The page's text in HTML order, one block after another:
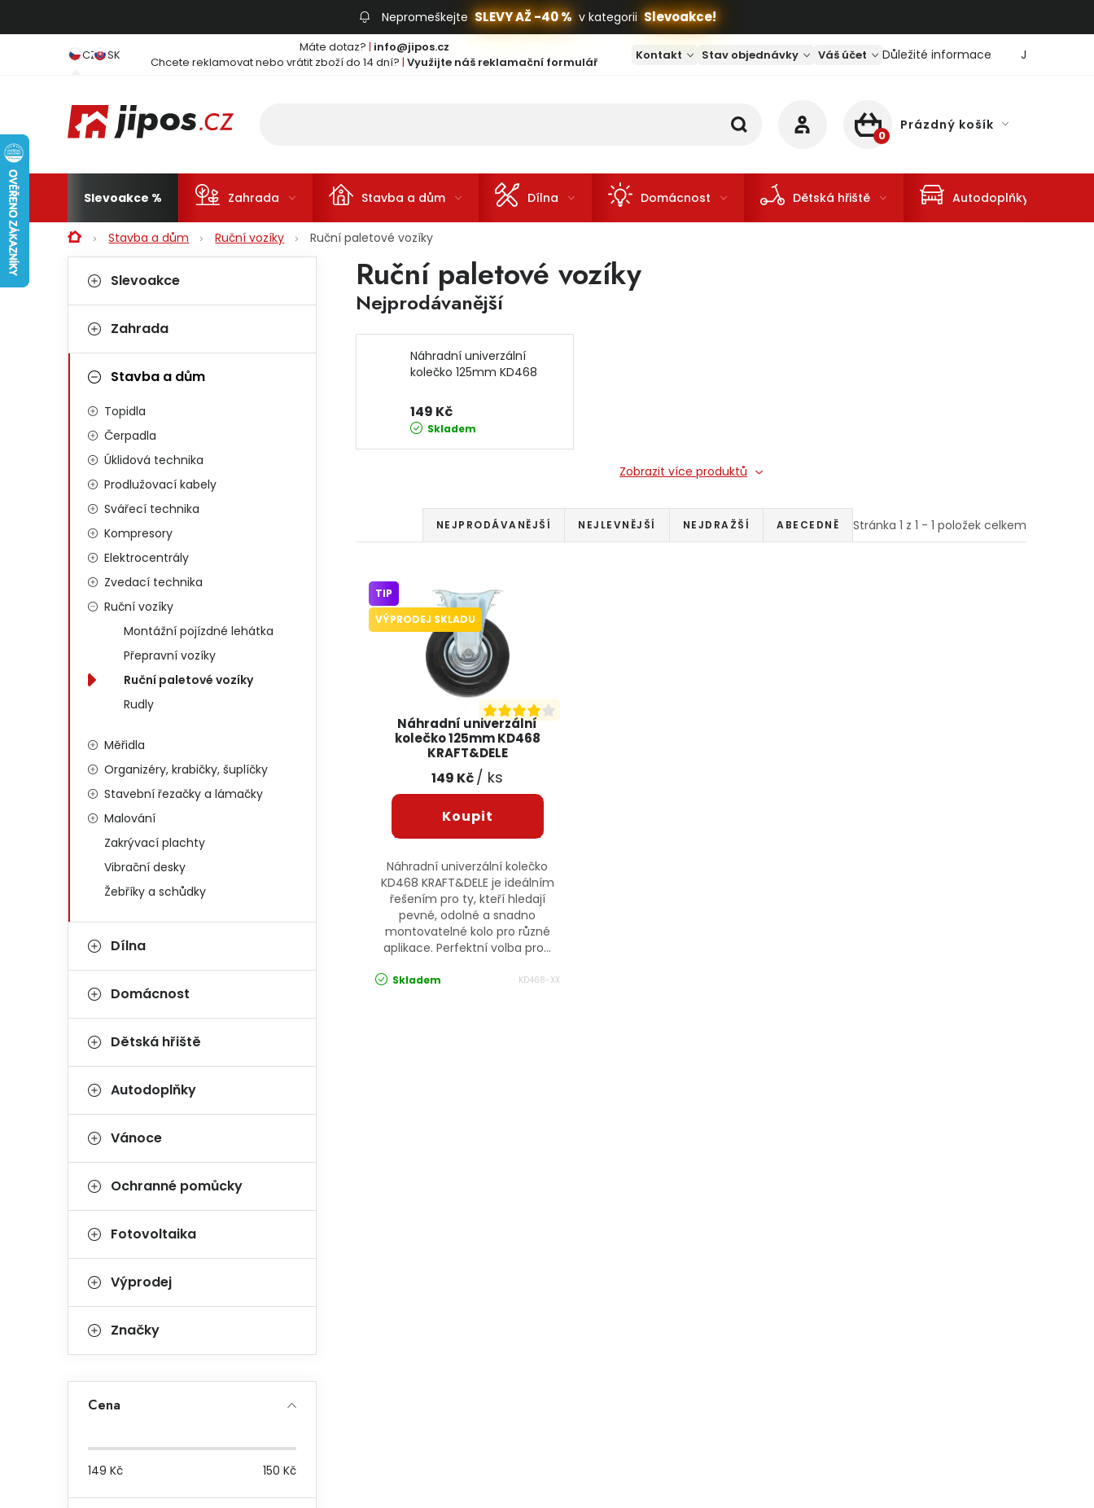
Nepromeškejte SLEVY AŽ -40 % v kategorii Slevoakce!
CZ SK Máte dotaz? | info@jipos.cz
Chcete reklamovat nebo vrátit zboží do 14 dní? | Využijte náš reklamační formulář Kontakt Stav objednávky Váš účet Důležité informace Jaký je
NÁKUPNÍ KOŠÍK
Prázdný košík
Slevoakce Zahrada Stavba a dům Dílna Domácnost Dětská hřiště Autodoplňky
DomůStavba a dům Ruční vozíky Ruční paletové vozíky
Postranní panel
Kategorie
Slevoakce
Zahrada
Stavba a dům
Topidla
Čerpadla
Úklidová technika
Prodlužovací kabely
Svářecí technika
Kompresory
Elektrocentrály
Zvedací technika
Ruční vozíky
Montážní pojízdné lehátka
Přepravní vozíky
Ruční paletové vozíky
Rudly
Měřidla
Organizéry, krabičky, šuplíčky
Stavební řezačky a lámačky
Malování
Zakrývací plachty
Vibrační desky
Žebříky a schůdky
Dílna
Domácnost
Dětská hřiště
Autodoplňky
Vánoce
Ochranné pomůcky
Fotovoltaika
Výprodej
Značky
Cena
149 Kč 150 Kč
Ruční paletové vozíky
Nejprodávanější
Náhradní univerzální
kolečko 125mm KD468
149 Kč
Skladem
Zobrazit více produktů
Stránka 1 z 1 - 1 položek celkem
Řazení produktů
NEJPRODÁVANĚJŠÍ NEJLEVNĚJŠÍ NEJDRAŽŠÍ ABECEDNĚ
Výpis produktů
Náhradní univerzální
kolečko 125mm KD468
KRAFT&DELE
TIP
VÝPRODEJ SKLADU
149 Kč/ ks
Náhradní univerzální kolečko
KD468 KRAFT&DELE je ideálním
řešením pro ty, kteří hledají
pevné, odolné a snadno
montovatelné kolo pro různé
aplikace. Perfektní volba pro...
Skladem KD468-XX